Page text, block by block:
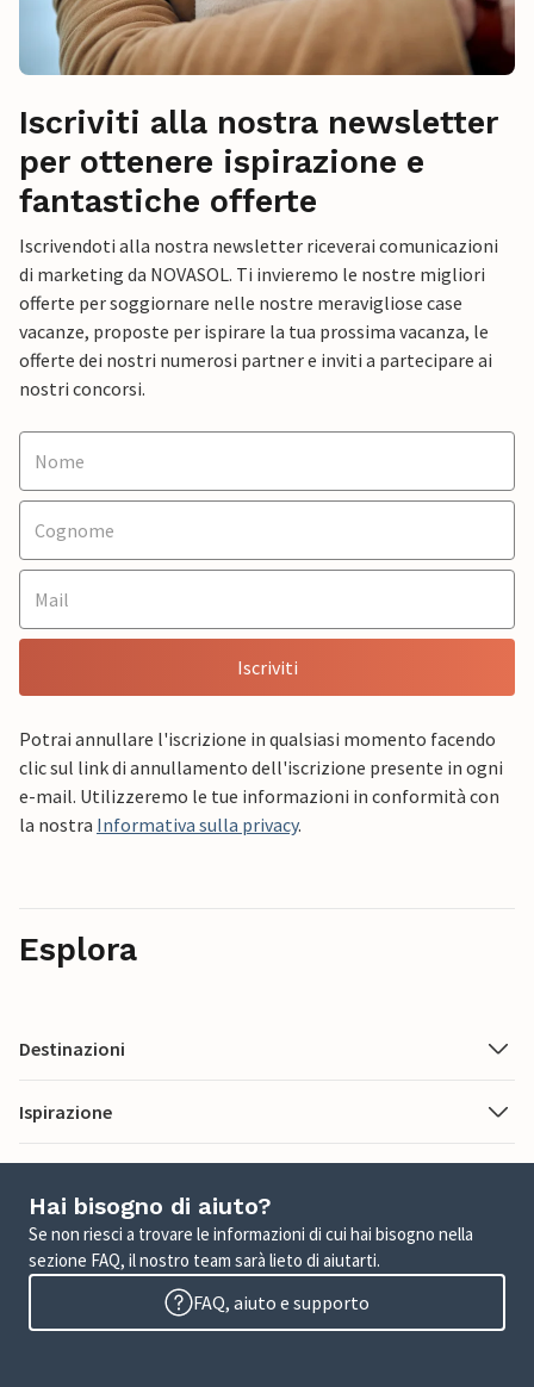
Iscriviti alla nostra newsletter
per ottenere ispirazione e
fantastiche offerte
Iscrivendoti alla nostra newsletter riceverai comunicazioni
di marketing da NOVASOL. Ti invieremo le nostre migliori
offerte per soggiornare nelle nostre meravigliose case
vacanze, proposte per ispirare la tua prossima vacanza, le
offerte dei nostri numerosi partner e inviti a partecipare ai
nostri concorsi.
Iscriviti
Potrai annullare l'iscrizione in qualsiasi momento facendo
clic sul link di annullamento dell'iscrizione presente in ogni
e-mail. Utilizzeremo le tue informazioni in conformità con
la nostra Informativa sulla privacy.
Esplora
Destinazioni
Ispirazione
Hai bisogno di aiuto?
Se non riesci a trovare le informazioni di cui hai bisogno nella
sezione FAQ, il nostro team sarà lieto di aiutarti.
FAQ, aiuto e supporto